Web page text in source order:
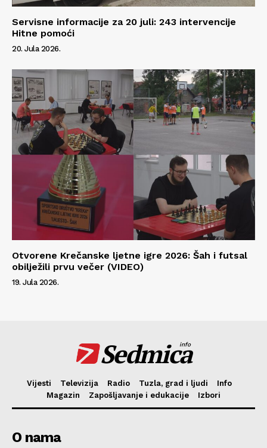
Servisne informacije za 20 juli: 243 intervencije
Hitne pomoći
20. Jula 2026.
Otvorene Krečanske ljetne igre 2026: Šah i futsal
obilježili prvu večer (VIDEO)
19. Jula 2026.
Sedmica
info
Vijesti Televizija Radio Tuzla, grad i ljudi
Info
Magazin
Zapošljavanje i edukacije Izbori
O nama